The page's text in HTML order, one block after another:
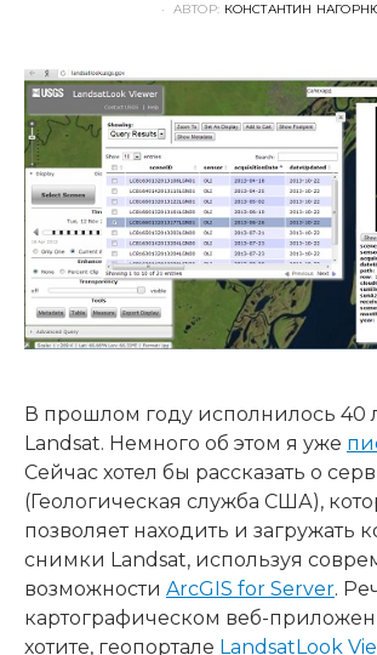
АВТОР: КОНСТАНТИН
В прошлом году исполнилось 40
Landsat. Немного об этом я уже
Сейчас хотел бы рассказать о
(Геологическая служба США),
позволяет находить и загружать
снимки Landsat, используя
возможности ArcGIS for Server.
картографическом веб-
хотите, геопортале LandsatLook